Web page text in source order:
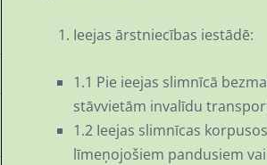
Ieejas ārstniecības iestādē:
1.1 Pie ieejas slimnīcā
stāvvietām invalīdu
1.2 Ieejas slimnīcas
līmeņojošiem pandusiem